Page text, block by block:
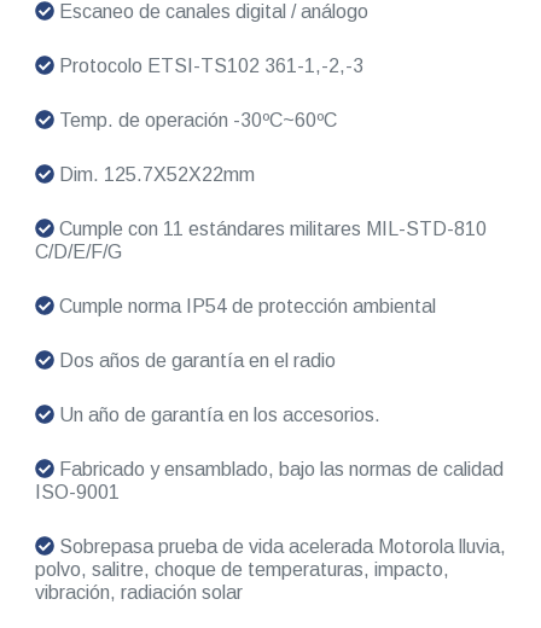
Escaneo de canales digital / análogo
Protocolo ETSI-TS102 361-1,-2,-3
Temp. de operación -30ºC~60ºC
Dim. 125.7X52X22mm
Cumple con 11 estándares militares MIL-STD-810
C/D/E/F/G
Cumple norma IP54 de protección ambiental
Dos años de garantía en el radio
Un año de garantía en los accesorios.
Fabricado y ensamblado, bajo las normas de calidad
ISO-9001
Sobrepasa prueba de vida acelerada Motorola lluvia,
polvo, salitre, choque de temperaturas, impacto,
vibración, radiación solar